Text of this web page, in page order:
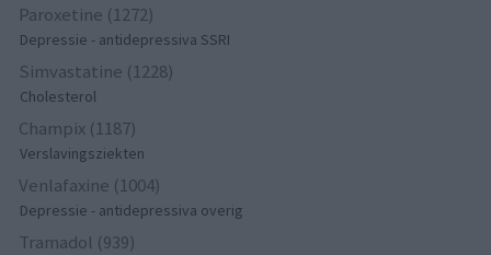
Paroxetine (1272)
Depressie - antidepressiva SSRI
Simvastatine (1228)
Cholesterol
Champix (1187)
Verslavingsziekten
Venlafaxine (1004)
Depressie - antidepressiva overig
Tramadol (939)